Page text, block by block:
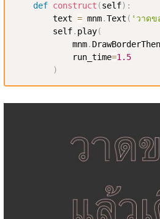
def construct (self) :
        text
= mnm.Text ( 'วาดข
        self
. play(
            mnm
.
            run_time
=1.5
)